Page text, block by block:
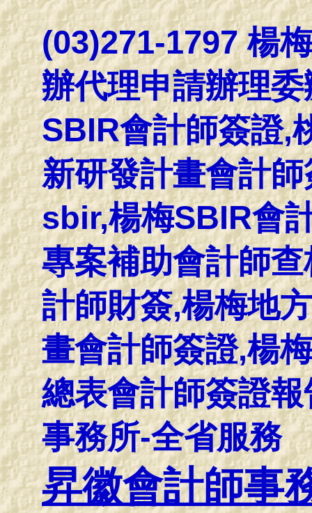
(03)271-1797 楊
辦代理申請辦理
SBIR會計師簽證,
新研發計畫會計
sbir,楊梅SBIR會
專案補助會計師
計師財簽,楊梅地
畫會計師簽證,楊
總表會計師簽證
事務所-全省服務
昇徽會計師事